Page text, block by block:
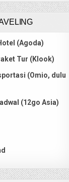
(Agoda)
Tur (Klook)
(Omio, dulu
(12go Asia)